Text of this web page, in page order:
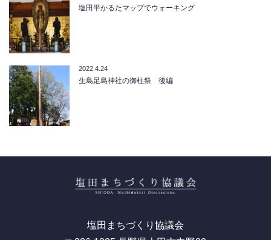
塩田平かるたマップでウォーキング
2022.4.24
生島足島神社の御柱祭 後編
塩田まちづくり協議会